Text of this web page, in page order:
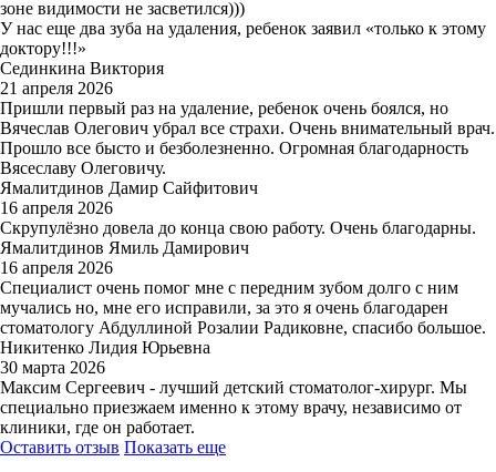
зоне видимости не засветился)))
У нас еще два зуба на удаления, ребенок заявил «только к этому
доктору!!!»
Сединкина Виктория
21 апреля 2026
Пришли первый раз на удаление, ребенок очень боялся, но
Вячеслав Олегович убрал все страхи. Очень внимательный врач.
Прошло все бысто и безболезненно. Огромная благодарность
Вясеславу Олеговичу.
Ямалитдинов Дамир Сайфитович
16 апреля 2026
Скрупулёзно довела до конца свою работу. Очень благодарны.
Ямалитдинов Ямиль Дамирович
16 апреля 2026
Специалист очень помог мне с передним зубом долго с ним
мучались но, мне его исправили, за это я очень благодарен
стоматологу Абдуллиной Розалии Радиковне, спасибо большое.
Никитенко Лидия Юрьевна
30 марта 2026
Максим Сергеевич - лучший детский стоматолог-хирург. Мы
специально приезжаем именно к этому врачу, независимо от
клиники, где он работает.
Оставить отзыв Показать еще